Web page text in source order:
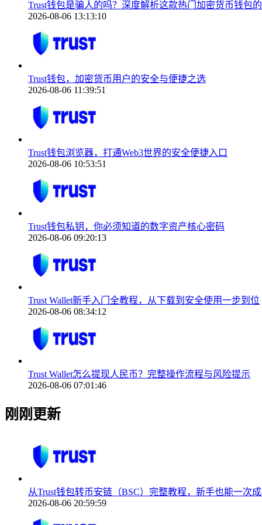
Trust钱包是骗人的吗？深度解析这款热门加密货币钱包
2026-08-06 13:13:10
Trust钱包，加密货币用户的安全与便捷之选
2026-08-06 11:39:51
Trust钱包浏览器，打通Web3世界的安全便捷入口
2026-08-06 10:53:51
Trust钱包私钥，你必须知道的数字资产核心密码
2026-08-06 09:20:13
Trust Wallet新手入门全教程，从下载到安全使用一步到位
2026-08-06 08:34:12
Trust Wallet怎么提现人民币？完整操作流程与风险提示
2026-08-06 07:01:46
刚刚更新
从Trust钱包转币安链（BSC）完整教程，新手也能一次
2026-08-06 20:59:59